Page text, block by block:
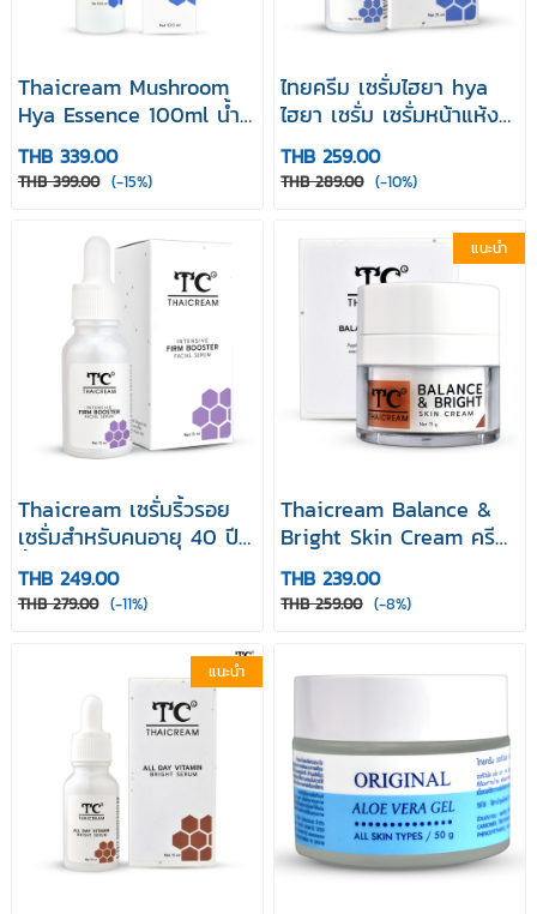
Thaicream Mushroom
Hya Essence 100ml น้ำ
ตบ เอสเซนส์ บำรุงผิวหน้า
THB 339.00
THB 399.00 (-15%)
ไทยครีม เซรั่มไฮยา hya
ไฮยา เซรั่ม เซรั่มหน้าแห้ง
เซรั่มผิว เซรั่มบำรุงหน้า
Thaicream Mushroom
Hya Serum15 m
THB 259.00
THB 289.00 (-10%)
Thaicream เซรั่มริ้วรอย
เซรั่มสำหรับคนอายุ 40 ปี
ขึ้นไป เซรั่มบำรุง หน้า
Intensive Firm Booster
Facial Serum
THB 249.00
THB 279.00 (-11%)
แนะนำ
Thaicream Balance &
Bright Skin Cream ครีม
ขมิ้น มะขามป้อม อัลฟ่าอา
บูติน
THB 239.00
THB 259.00 (-8%)
แนะนำ